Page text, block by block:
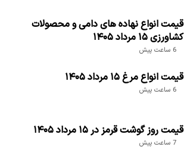
قیمت انواع نهاده های دامی و محصولات
کشاورزی ۱۵ مرداد ۱۴۰۵
6 ساعت پیش
قیمت انواع مرغ ۱۵ مرداد ۱۴۰۵
6 ساعت پیش
قیمت روز گوشت قرمز در ۱۵ مرداد ۱۴۰۵
7 ساعت پیش